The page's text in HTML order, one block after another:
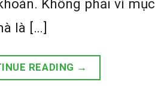
Không phải vì mục
là […]
READING →